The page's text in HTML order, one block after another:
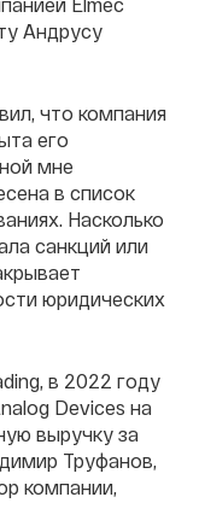
Андрусу
что компания
его
мне
в список
Насколько
санкций или
юридических
в 2022 году
Devices на
выручку за
Труфанов,
компании,